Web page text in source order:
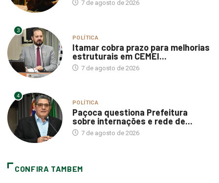
7 de agosto de 2026
3
POLÍTICA
Itamar cobra prazo para melhorias
estruturais em CEMEI...
7 de agosto de 2026
4
POLÍTICA
Paçoca questiona Prefeitura
sobre internações e rede de...
7 de agosto de 2026
CONFIRA TAMBEM